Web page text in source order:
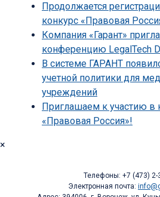
Продолжается
конкурс «Правовая
Компания «Гарант»
конференцию LegalTech
В системе ГАРАНТ
учетной политики для
учреждений
Приглашаем к участию в
«Правовая Россия»!
×
Телефоны: +7 (473) 2-
Электронная почта: